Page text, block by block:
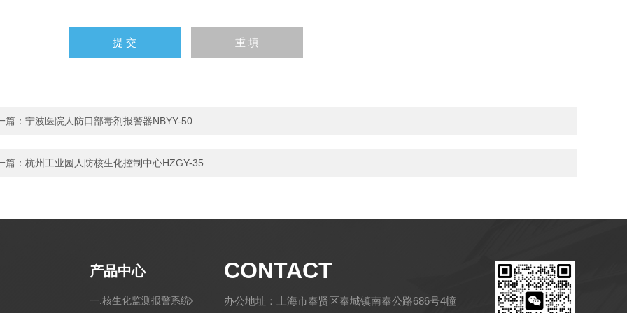
篇： 宁波医院人防口部毒剂报警器NBYY-50
篇： 杭州工业园人防核生化控制中心HZGY-35
产品中心
一.核生化监测报警系统
CONTACT
办公地址：上海市奉贤区奉城镇南奉公路686号4幢